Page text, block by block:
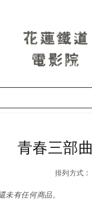
青春三部曲
排列方式 :
未有任何商品。